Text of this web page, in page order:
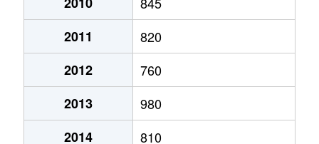
西小泉
300万円
東小泉
160万円
950万円
大字古氷
1,800万円
2011
820
2012
760
2013
980
2014
810